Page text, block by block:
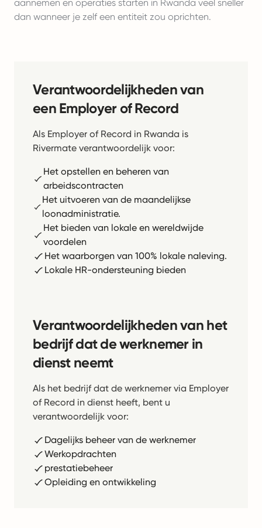
aannemen en operaties starten in Rwanda veel sneller
dan wanneer je zelf een entiteit zou oprichten.
Verantwoordelijkheden van
een Employer of Record
Als Employer of Record in Rwanda is
Rivermate verantwoordelijk voor:
Het opstellen en beheren van
arbeidscontracten
Het uitvoeren van de maandelijkse
loonadministratie.
Het bieden van lokale en wereldwijde
voordelen
Het waarborgen van 100% lokale naleving.
Lokale HR-ondersteuning bieden
Verantwoordelijkheden van het
bedrijf dat de werknemer in
dienst neemt
Als het bedrijf dat de werknemer via Employer
of Record in dienst heeft, bent u
verantwoordelijk voor:
Dagelijks beheer van de werknemer
Werkopdrachten
prestatiebeheer
Opleiding en ontwikkeling